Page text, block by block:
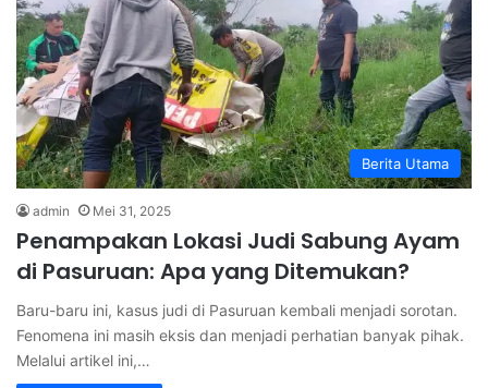
Berita Utama
admin Mei 31, 2025
Penampakan Lokasi Judi Sabung Ayam
di Pasuruan: Apa yang Ditemukan?
Baru-baru ini, kasus judi di Pasuruan kembali menjadi sorotan.
Fenomena ini masih eksis dan menjadi perhatian banyak pihak.
Melalui artikel ini,…